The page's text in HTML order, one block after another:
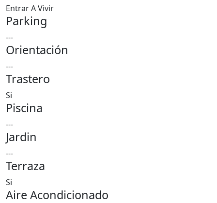
Entrar A Vivir
Parking
---
Orientación
---
Trastero
Si
Piscina
---
Jardin
---
Terraza
Si
Aire Acondicionado